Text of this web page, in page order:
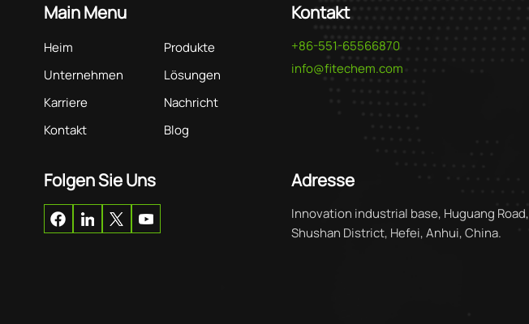
Main Menu
Heim
Produkte
Unternehmen
Lösungen
Karriere
Nachricht
Kontakt
Blog
Kontakt
+86-551-65566870
info@fitechem.com
Folgen Sie Uns Adresse
Innovation industrial base, Huguang Road,
Shushan District, Hefei, Anhui, China.